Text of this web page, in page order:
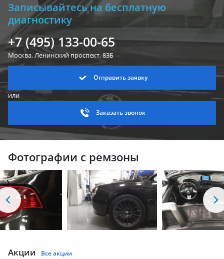
Записывайтесь на бесплатную
диагностику
+7 (495) 133-00-65
Москва, Ленинскийпроспект, 83Б
Отправить заявку
или
Заказать звонок
Фотографии с ремзоны
Акции Все акции